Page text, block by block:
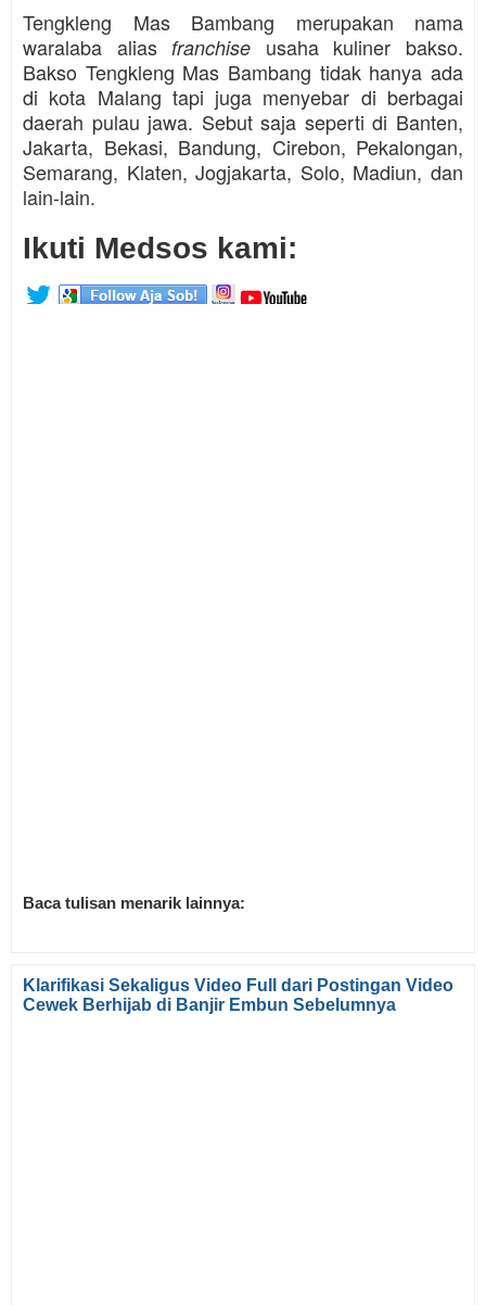
Tengkleng Mas Bambang merupakan nama
waralaba alias franchise usaha kuliner bakso.
Bakso Tengkleng Mas Bambang tidak hanya ada
di kota Malang tapi juga menyebar di berbagai
daerah pulau jawa. Sebut saja seperti di Banten,
Jakarta, Bekasi, Bandung, Cirebon, Pekalongan,
Semarang, Klaten, Jogjakarta, Solo, Madiun, dan
lain-lain.
Ikuti Medsos kami:
Baca tulisan menarik lainnya:
Klarifikasi Sekaligus Video Full dari Postingan Video
Cewek Berhijab di Banjir Embun Sebelumnya